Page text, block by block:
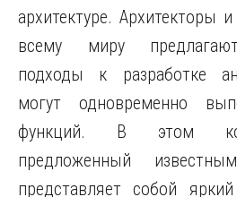
архитектуре. Архитекторы
всему миру
подходы к разработке
могут одновременно
функций. В этом
предложенный
представляет собой